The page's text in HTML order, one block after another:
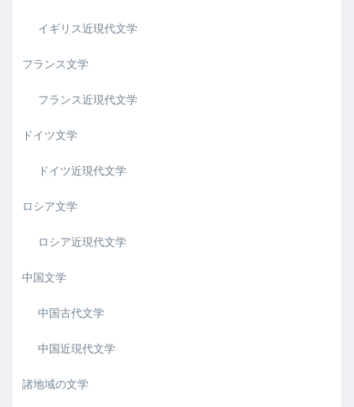
イギリス近現代文学
フランス文学
フランス近現代文学
ドイツ文学
ドイツ近現代文学
ロシア文学
ロシア近現代文学
中国文学
中国古代文学
中国近現代文学
諸地域の文学